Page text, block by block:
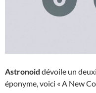
Astronoid dévoile un
éponyme, voici « A New